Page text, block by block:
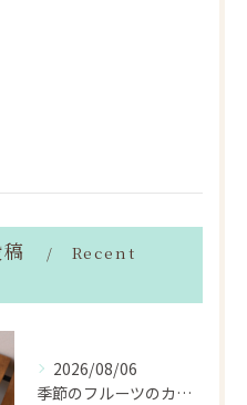
Recent
2026/08/06
季節のフルーツのカレンダーケーキ